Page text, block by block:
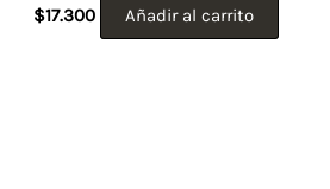
$17.300 Añadir al carrito